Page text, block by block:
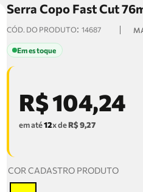
Serra Copo Fast Cut
: 14687
Em estoque
R$104,24
em até12x deR$9,27
COR CADASTRO PRODUTO